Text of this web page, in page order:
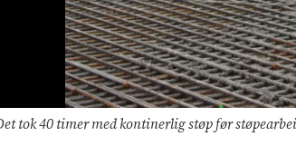
tok 40 timer med kontinerlig støp før